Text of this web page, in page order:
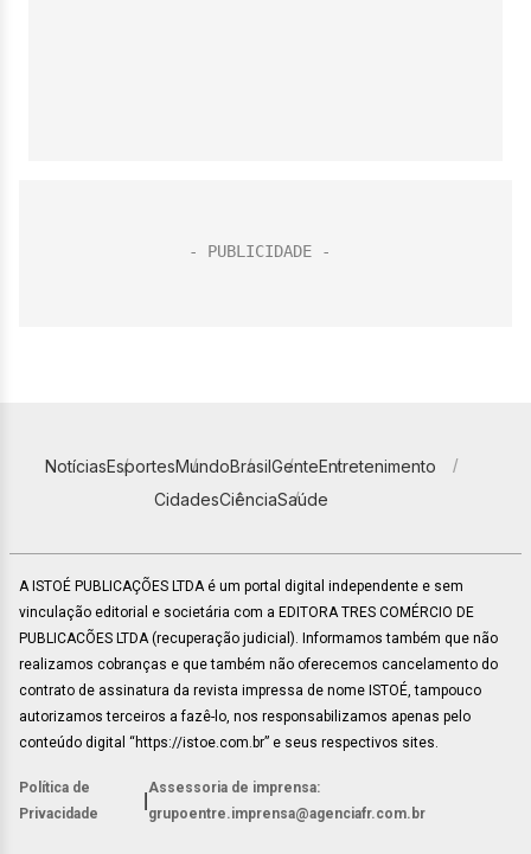
NotíciasEsportesMundoBrasilGenteEntretenimento
CidadesCiênciaSaúde
A ISTOÉ PUBLICAÇÕES LTDA é um portal digital independente e sem
vinculação editorial e societária com a EDITORA TRES COMÉRCIO DE
PUBLICACÕES LTDA (recuperação judicial). Informamos também que não
realizamos cobranças e que também não oferecemos cancelamento do
contrato de assinatura da revista impressa de nome ISTOÉ, tampouco
autorizamos terceiros a fazê-lo, nos responsabilizamos apenas pelo
conteúdo digital “https://istoe.com.br” e seus respectivos sites.
Política de
Privacidade
Assessoria de imprensa:
grupoentre.imprensa@agenciafr.com.br